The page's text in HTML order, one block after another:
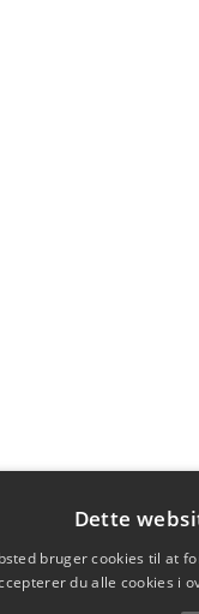
Dette
bruger cookies til at
du alle cookies i